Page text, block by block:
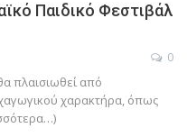
Παιδικό Φεστιβάλ
0
πλαισιωθεί από
χαρακτήρα, όπως